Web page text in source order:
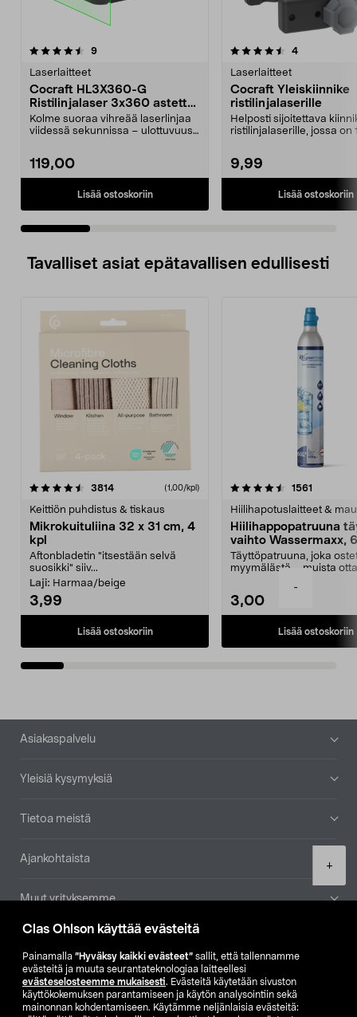
Clas Ohlson käyttää evästeitä
Painamalla ”Hyväksy kaikki evästeet” sallit, että tallennamme
evästeitä ja muuta seurantateknologiaa laitteellesi
evästeselosteemme mukaisesti. Evästeitä käytetään sivuston
käyttökokemuksen parantamiseen ja käytön analysointiin sekä
mainonnan kohdentamiseen. Käytämme neljänlaisia evästeitä:
-
+
9arvostelut
Laserlaitteet
Cocraft HL3X360-G
Ristilinjalaser 3x360 astetta
vihreä
Kolme suoraa vihreää laserlinjaa
viidessä sekunnissa – ulottuvuus
119,00
Lisää ostoskoriin
4.5 viidestä
4arvostelut
Laserlaitteet
Cocraft Yleiskiinnike
ristilinjalaserille
Helposti sijoitettava
ristilinjalaserille, jossa on
9,99
Lisää ostoskoriin
4.5 viidestä
Tavalliset asiat epätavallisen edullisesti
3814arvostelut (1,00/kpl)
Keittiön puhdistus & tiskaus
Mikrokuituliina 32 x 31 cm, 4
kpl
Aftonbladetin "itsestään selvä
suosikki" siiv...
Laji: Harmaa/beige
3,99
Lisää ostoskoriin
4.5viidestä
1561
Hiilihapotuslaitteet &
Hiilihappopatruuna
vaihto Wassermaxx,
Täyttöpatruuna, joka
myymälästä – muista
3,00
Lisää ostoskoriin
4.5viidestä
Alatunniste
Asiakaspalvelu
Yleisiä kysymyksiä
Tietoa meistä
Ajankohtaista
Muut yrityksemme
Etsi myymälä
SE NO FI
FI SV